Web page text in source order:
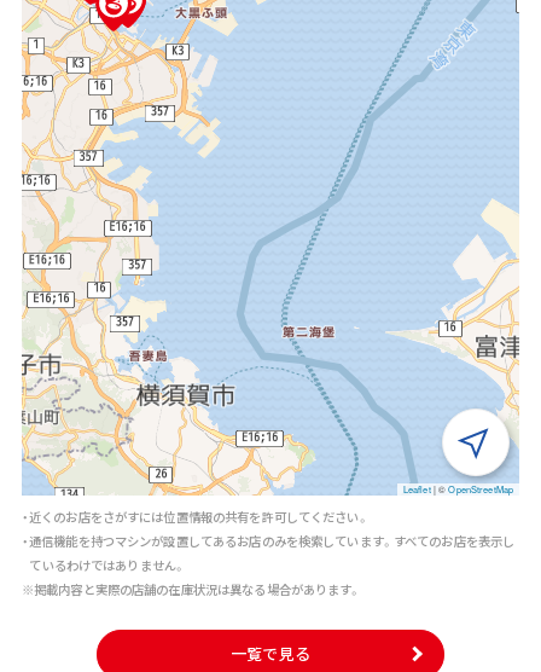
Leaflet |©OpenStreetMap
・近くのお店をさがすには位置情報の共有を許可してください。
・通信機能を持つマシンが設置してあるお店のみを検索しています。すべてのお店を表示し
ているわけではありません。
※掲載内容と実際の店舗の在庫状況は異なる場合があります。
一覧で見る